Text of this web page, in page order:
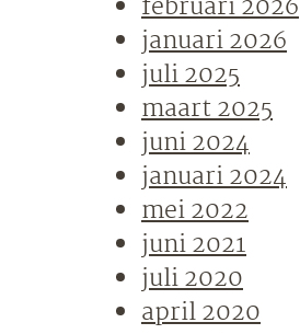
februari 2026
januari 2026
juli 2025
maart 2025
juni 2024
januari 2024
mei 2022
juni 2021
juli 2020
april 2020